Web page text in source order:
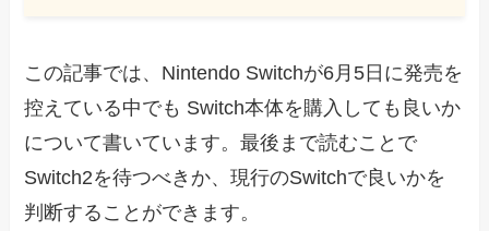
この記事では、Nintendo Switchが6月5日に発売を
控えている中でも Switch本体を購入しても良いか
について書いています。最後まで読むことで
Switch2を待つべきか、現行のSwitchで良いかを
判断することができます。